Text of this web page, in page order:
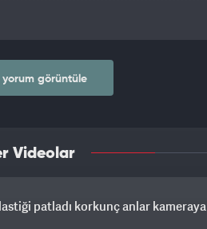
görüntüle
Videolar
patladı korkunç anlar kameraya